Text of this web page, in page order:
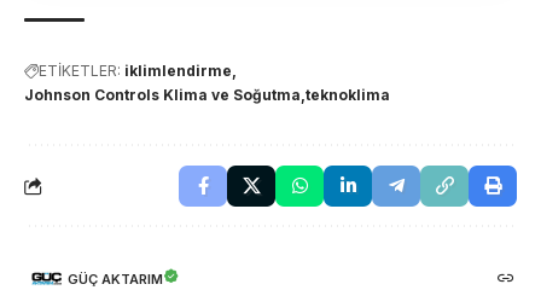
ETİKETLER: iklimlendirme
Johnson Controls Klima ve Soğutma teknoklima
GÜÇ AKTARIM